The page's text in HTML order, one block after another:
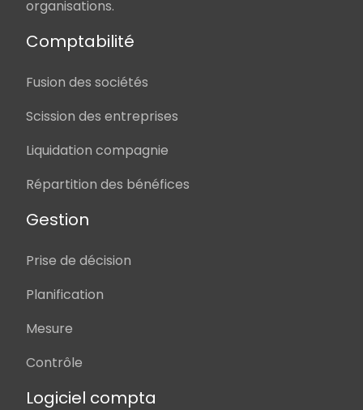
organisations.
Comptabilité
Fusion des sociétés
Scission des entreprises
Liquidation compagnie
Répartition des bénéfices
Gestion
Prise de décision
Planification
Mesure
Contrôle
Logiciel compta